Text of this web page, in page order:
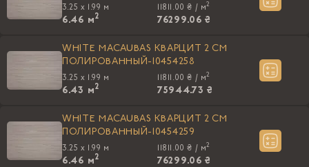
3.25 x 1.99 м
6.46 м2
11811.00 ₴ / м2
76299.06 ₴
WHITE MACAUBAS КВАРЦИТ 2 СМ
ПОЛИРОВАННЫЙ-10454258
3.25 x 1.99 м
6.43 м2
11811.00 ₴ / м2
75944.73 ₴
WHITE MACAUBAS КВАРЦИТ 2 СМ
ПОЛИРОВАННЫЙ-10454259
3.25 x 1.99 м
6.46 м2
11811.00 ₴ / м2
76299.06 ₴